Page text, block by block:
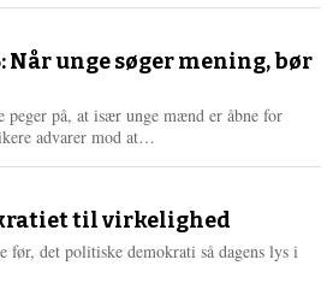
e
Når unge søger mening, bør
peger på, at især unge mænd er åbne for
advarer mod at…
e
e
til virkelighed
før, det politiske demokrati så dagens lys i